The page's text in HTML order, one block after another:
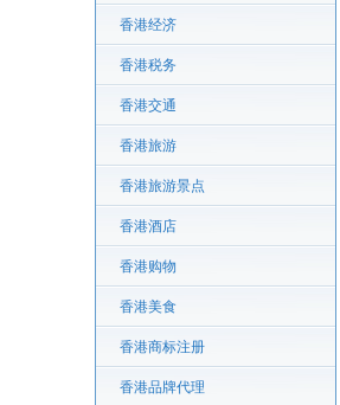
香港经济
香港税务
香港交通
香港旅游
香港旅游景点
香港酒店
香港购物
香港美食
香港商标注册
香港品牌代理